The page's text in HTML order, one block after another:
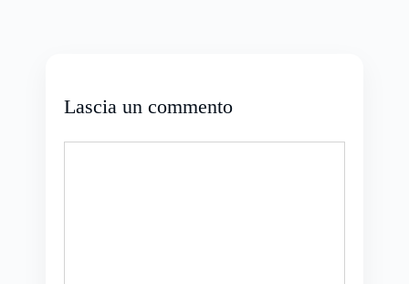
Lascia un commento